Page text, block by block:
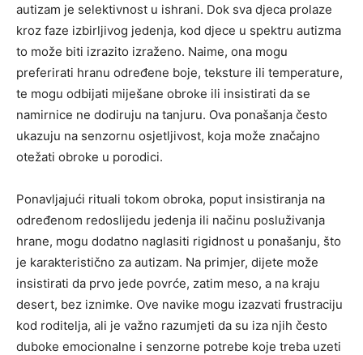
autizam je selektivnost u ishrani. Dok sva djeca prolaze
kroz faze izbirljivog jedenja, kod djece u spektru autizma
to može biti izrazito izraženo. Naime, ona mogu
preferirati hranu određene boje, teksture ili temperature,
te mogu odbijati miješane obroke ili insistirati da se
namirnice ne dodiruju na tanjuru. Ova ponašanja često
ukazuju na senzornu osjetljivost, koja može značajno
otežati obroke u porodici.
Ponavljajući rituali tokom obroka, poput insistiranja na
određenom redoslijedu jedenja ili načinu posluživanja
hrane, mogu dodatno naglasiti rigidnost u ponašanju, što
je karakteristično za autizam. Na primjer, dijete može
insistirati da prvo jede povrće, zatim meso, a na kraju
desert, bez iznimke. Ove navike mogu izazvati frustraciju
kod roditelja, ali je važno razumjeti da su iza njih često
duboke emocionalne i senzorne potrebe koje treba uzeti